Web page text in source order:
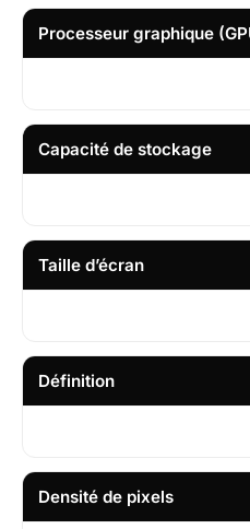
Processeur graphique
Capacité de stockage
Taille d’écran
Définition
Densité de pixels